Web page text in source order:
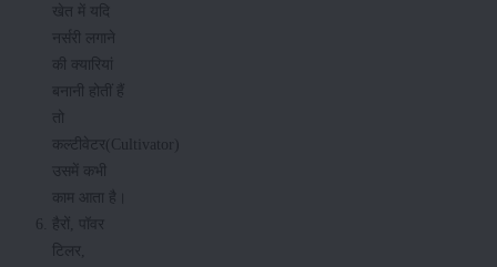
खेत में यदि
नर्सरी लगाने
की क्यारियां
बनानी होतीं हैं
तो
कल्टीवेटर(Cultivator)
उसमें कभी
काम आता है।
हैरों, पॉवर
टिलर,